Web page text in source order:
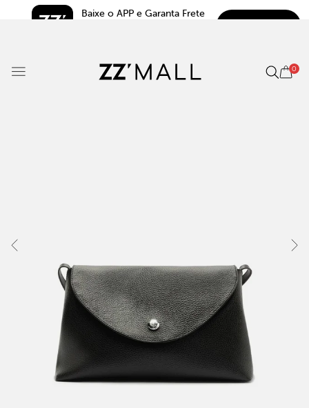
Baixe o APP e Garanta Frete
0